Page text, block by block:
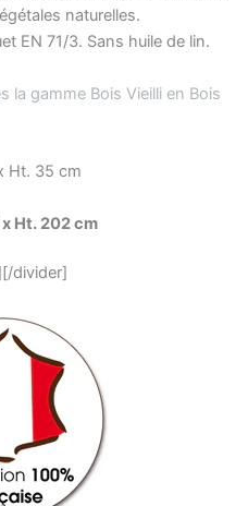
naturelles.
EN 71/3. Sans huile de lin.
la gamme Bois Vieilli en Bois
Ht. 35 cm
Ht. 202 cm
divider]